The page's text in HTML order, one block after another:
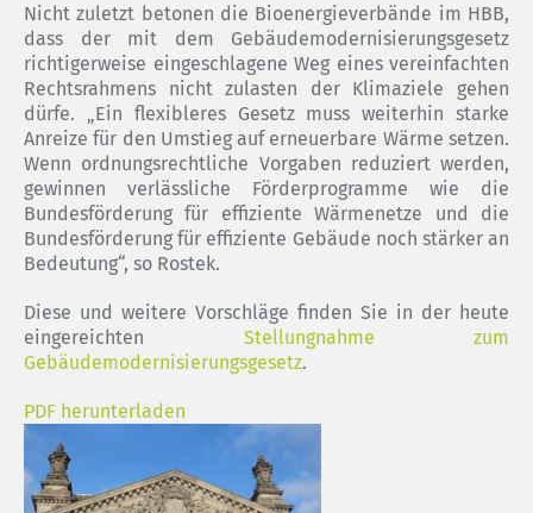
Nicht zuletzt betonen die Bioenergieverbände im HBB,
dass der mit dem Gebäudemodernisierungsgesetz
richtigerweise eingeschlagene Weg eines vereinfachten
Rechtsrahmens nicht zulasten der Klimaziele gehen
dürfe. „Ein flexibleres Gesetz muss weiterhin starke
Anreize für den Umstieg auf erneuerbare Wärme setzen.
Wenn ordnungsrechtliche Vorgaben reduziert werden,
gewinnen verlässliche Förderprogramme wie die
Bundesförderung für effiziente Wärmenetze und die
Bundesförderung für effiziente Gebäude noch stärker an
Bedeutung“, so Rostek.
Diese und weitere Vorschläge finden Sie in der heute
eingereichten Stellungnahme zum
Gebäudemodernisierungsgesetz.
PDF herunterladen